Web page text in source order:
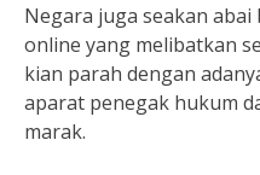
Negara juga seakan
online yang melibatkan
kian parah dengan
aparat penegak hukum
marak.